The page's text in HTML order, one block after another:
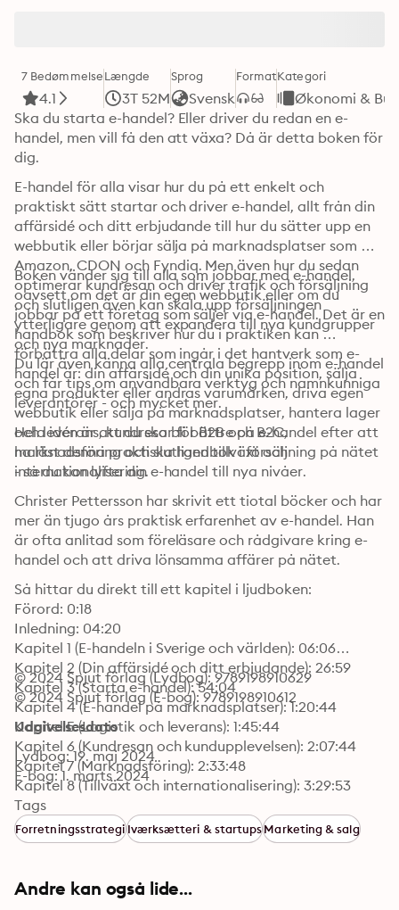
7 Bedømmelse
4.1
Længde
3T 52M
Sprog
Svensk
FormatKategori
Økonomi &
Ska du starta e-handel? Eller driver du redan en e-
handel, men vill få den att växa? Då är detta boken för
dig.
E-handel för alla visar hur du på ett enkelt och
praktiskt sätt startar och driver e-handel, allt från din
affärsidé och ditt erbjudande till hur du sätter upp en
webbutik eller börjar sälja på marknadsplatser som
Amazon, CDON och Fyndiq. Men även hur du sedan
optimerar kundresan och driver trafik och försäljning
och slutligen även kan skala upp försäljningen
ytterligare genom att expandera till nya kundgrupper
och nya marknader.
Boken vänder sig till alla som jobbar med e-handel,
oavsett om det är din egen webbutik eller om du
jobbar på ett företag som säljer via e-handel. Det är en
handbok som beskriver hur du i praktiken kan
förbättra alla delar som ingår i det hantverk som e-
handel är: din affärsidé och din unika position, sälja
egna produkter eller andras varumärken, driva egen
webbutik eller sälja på marknadsplatser, hantera lager
och leverans, kundresor för B2B och B2C,
marknadsföring och slutligen tillväxt och
internationalisering.
Du lär även känna alla centrala begrepp inom e-handel
och får tips om användbara verktyg och namnkunniga
leverantörer - och mycket mer.
Hela idén är att du ska bli bättre på e-handel efter att
ha läst denna praktiska handbok i försäljning på nätet
- så du kan lyfta din e-handel till nya nivåer.
Christer Pettersson har skrivit ett tiotal böcker och har
mer än tjugo års praktisk erfarenhet av e-handel. Han
är ofta anlitad som föreläsare och rådgivare kring e-
handel och att driva lönsamma affärer på nätet.
Så hittar du direkt till ett kapitel i ljudboken:
Förord: 0:18
Inledning: 04:20
Kapitel 1 (E-handeln i Sverige och världen): 06:06
Kapitel 2 (Din affärsidé och ditt erbjudande): 26:59
Kapitel 3 (Starta e-handel): 54:04
Kapitel 4 (E-handel på marknadsplatser): 1:20:44
Kapitel 5 (Logistik och leverans): 1:45:44
Kapitel 6 (Kundresan och kundupplevelsen): 2:07:44
Kapitel 7 (Marknadsföring): 2:33:48
Kapitel 8 (Tillväxt och internationalisering): 3:29:53
© 2024 Spjut förlag (Lydbog): 9789198910629
© 2024 Spjut förlag (E-bog): 9789198910612
Udgivelsesdato
Lydbog: 19. maj 2024
E-bog: 1. marts 2024
Tags
ForretningsstrategiIværksætteri & startupsMarketing & salg
Andre kan også lide...